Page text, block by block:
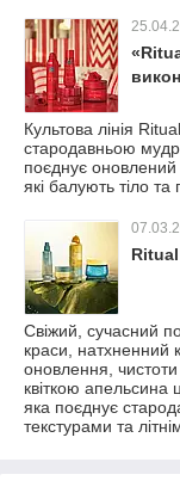
Культова лінія
стародавньою
поєднує оновлений
які балують тіло та
Свіжий, сучасний
краси, натхненний
оновлення,
квіткою апельсина
яка поєднує
текстурами та